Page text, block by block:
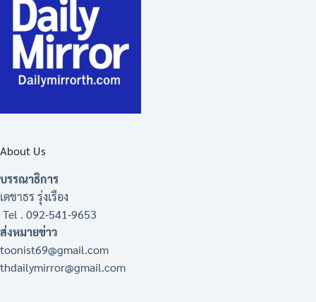
About Us
บรรณาธิการ
เดชาธร รุ่งเรือง
Tel . 092-541-9653
ส่งหมายข่าว
toonist69@gmail.com
thdailymirror@gmail.com